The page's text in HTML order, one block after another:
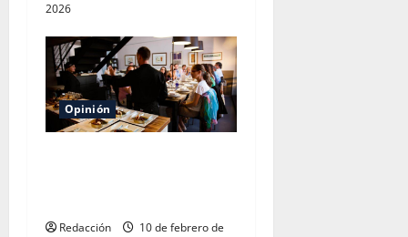
2026
Opinión
Redacción
10 de febrero de